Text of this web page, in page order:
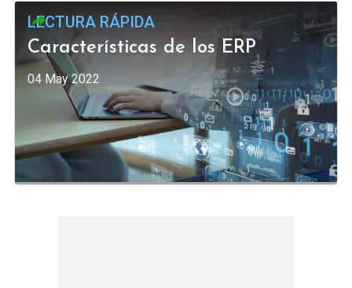
LECTURA RÁPIDA
Características de los ERP
04 May 2022